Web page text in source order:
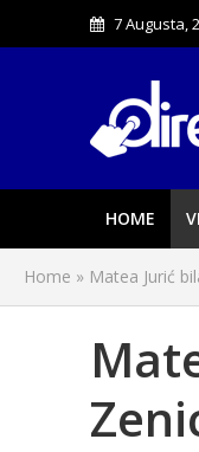
7 Augusta,
HOME
Home » Matea Jurić